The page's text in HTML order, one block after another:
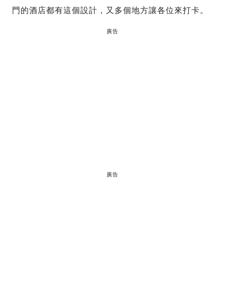
門的酒店都有這個設計，又多個地方讓各位來打卡。
廣告
廣告